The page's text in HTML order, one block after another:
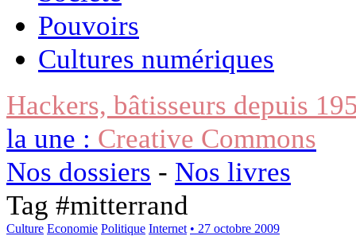
Pouvoirs
Cultures numériques
Hackers, bâtisseurs depuis
la une : Creative Commons
Nos dossiers - Nos livres
Tag #mitterrand
Culture Economie Politique Internet • 27 octobre 2009